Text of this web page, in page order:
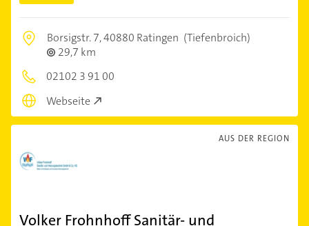
Borsigstr. 7,40880 Ratingen (Tiefenbroich)
29,7 km
02102 3 91 00
Webseite
AUS DER REGION
Volker Frohnhoff Sanitär- und